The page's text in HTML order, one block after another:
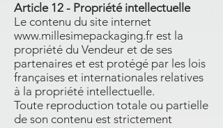
Article 12 - Propriété intellectuelle
Le contenu du site internet
www.millesimepackaging.fr est la
propriété du Vendeur et de ses
partenaires et est protégé par les lois
françaises et internationales relatives
à la propriété intellectuelle.
Toute reproduction totale ou partielle
de son contenu est strictement